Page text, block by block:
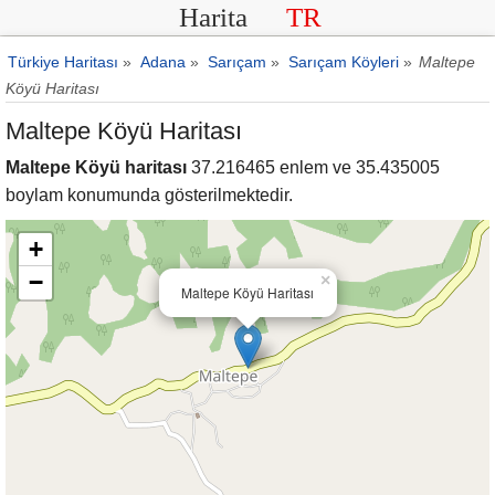
Harita TR
Türkiye Haritası » Adana » Sarıçam » Sarıçam Köyleri » Maltepe
Köyü Haritası
Maltepe Köyü Haritası
Maltepe Köyü haritası 37.216465 enlem ve 35.435005
boylam konumunda gösterilmektedir.
Maltepe Köyü Haritası
×
+
−